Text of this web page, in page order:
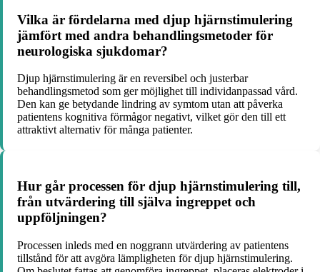
Vilka är fördelarna med djup hjärnstimulering
jämfört med andra behandlingsmetoder för
neurologiska sjukdomar?
Djup hjärnstimulering är en reversibel och justerbar
behandlingsmetod som ger möjlighet till individanpassad vård.
Den kan ge betydande lindring av symtom utan att påverka
patientens kognitiva förmågor negativt, vilket gör den till ett
attraktivt alternativ för många patienter.
Hur går processen för djup hjärnstimulering till,
från utvärdering till själva ingreppet och
uppföljningen?
Processen inleds med en noggrann utvärdering av patientens
tillstånd för att avgöra lämpligheten för djup hjärnstimulering.